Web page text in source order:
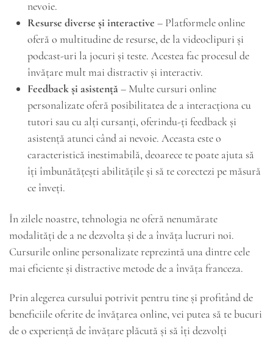
nevoie.
Resurse diverse și interactive – Platformele online
oferă o multitudine de resurse, de la videoclipuri și
podcast-uri la jocuri și teste. Acestea fac procesul de
învățare mult mai distractiv și interactiv.
Feedback și asistență– Multe cursuri online
personalizate oferă posibilitatea de a interacționa cu
tutori sau cu alți cursanți, oferindu-ți feedback și
asistență atunci când ai nevoie. Aceasta este o
caracteristică inestimabilă, deoarece te poate ajuta să
îți îmbunătățești abilitățile și să te corectezi pe măsură
ce înveți.
În zilele noastre, tehnologia ne oferă nenumărate
modalități de a ne dezvolta și de a învăța lucruri noi.
Cursurile online personalizate reprezintă una dintre cele
mai eficiente și distractive metode de a învăța franceza.
Prin alegerea cursului potrivit pentru tine și profitând de
beneficiile oferite de învățarea online, vei putea să te bucuri
de o experiență de învățare plăcută și să îți dezvolți